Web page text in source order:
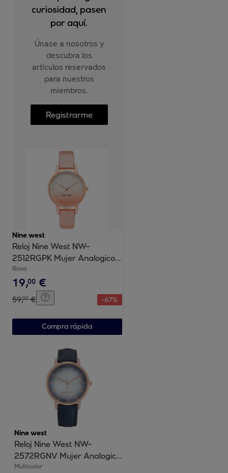
curiosidad, pasen
por aquí.
Únase a nosotros y
descubra los
artículos reservados
para nuestros
miembros.
Registrarme
Nine west
Reloj Nine West NW-
2512RGPK Mujer Analogico
Cuarzo con Correa de Cuero
Rosa
19,00 €
59,00 € -67%
Compra rápida
Nine west
Reloj Nine West NW-
2572RGNV Mujer Analogico
Cuarzo con Correa de Cuero
Multicolor